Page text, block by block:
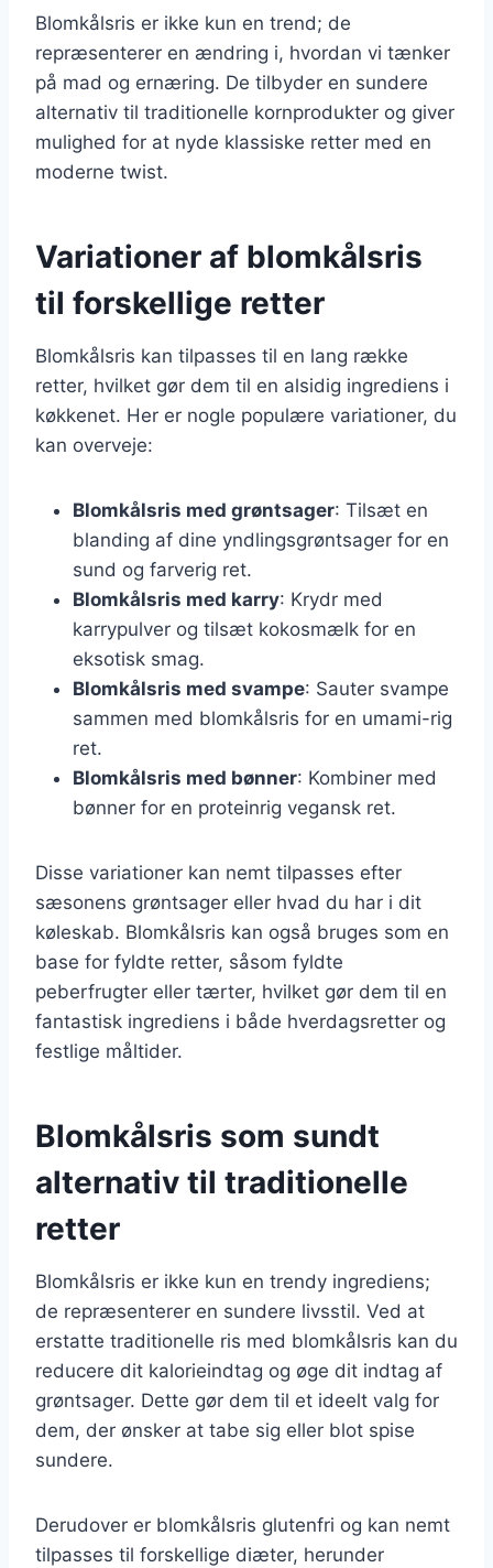
Blomkålsris er ikke kun en trend; de
repræsenterer en ændring i, hvordan vi tænker
på mad og ernæring. De tilbyder en sundere
alternativ til traditionelle kornprodukter og giver
mulighed for at nyde klassiske retter med en
moderne twist.
Variationer af blomkålsris
til forskellige retter
Blomkålsris kan tilpasses til en lang række
retter, hvilket gør dem til en alsidig ingrediens i
køkkenet. Her er nogle populære variationer, du
kan overveje:
Blomkålsris med grøntsager: Tilsæt en
blanding af dine yndlingsgrøntsager for en
sund og farverig ret.
Blomkålsris med karry: Krydr med
karrypulver og tilsæt kokosmælk for en
eksotisk smag.
Blomkålsris med svampe: Sauter svampe
sammen med blomkålsris for en umami-rig
ret.
Blomkålsris med bønner: Kombiner med
bønner for en proteinrig vegansk ret.
Disse variationer kan nemt tilpasses efter
sæsonens grøntsager eller hvad du har i dit
køleskab. Blomkålsris kan også bruges som en
base for fyldte retter, såsom fyldte
peberfrugter eller tærter, hvilket gør dem til en
fantastisk ingrediens i både hverdagsretter og
festlige måltider.
Blomkålsris som sundt
alternativ til traditionelle
retter
Blomkålsris er ikke kun en trendy ingrediens;
de repræsenterer en sundere livsstil. Ved at
erstatte traditionelle ris med blomkålsris kan du
reducere dit kalorieindtag og øge dit indtag af
grøntsager. Dette gør dem til et ideelt valg for
dem, der ønsker at tabe sig eller blot spise
sundere.
Derudover er blomkålsris glutenfri og kan nemt
tilpasses til forskellige diæter, herunder